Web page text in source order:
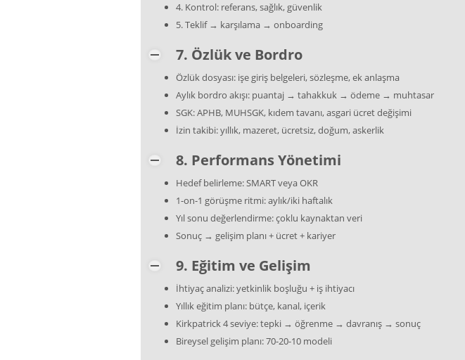
4. Kontrol: referans, sağlık, güvenlik
5. Teklif → karşılama → onboarding
7. Özlük ve Bordro
Özlük dosyası: işe giriş belgeleri, sözleşme, ek anlaşma
Aylık bordro akışı: puantaj → tahakkuk → ödeme → muhtasar
SGK: APHB, MUHSGK, kıdem tavanı, asgari ücret değişimi
İzin takibi: yıllık, mazeret, ücretsiz, doğum, askerlik
8. Performans Yönetimi
Hedef belirleme: SMART veya OKR
1-on-1 görüşme ritmi: aylık/iki haftalık
Yıl sonu değerlendirme: çoklu kaynaktan veri
Sonuç → gelişim planı + ücret + kariyer
9. Eğitim ve Gelişim
İhtiyaç analizi: yetkinlik boşluğu + iş ihtiyacı
Yıllık eğitim planı: bütçe, kanal, içerik
Kirkpatrick 4 seviye: tepki → öğrenme → davranış → sonuç
Bireysel gelişim planı: 70-20-10 modeli